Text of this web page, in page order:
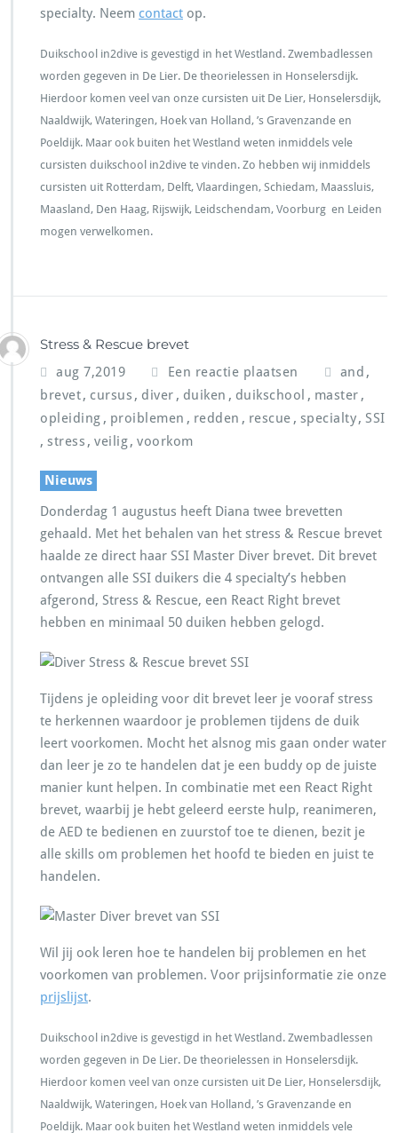
specialty. Neem contact op.
Duikschool in2dive is gevestigd in het Westland. Zwembadlessen
worden gegeven in De Lier. De theorielessen in Honselersdijk.
Hierdoor komen veel van onze cursisten uit De Lier, Honselersdijk,
Naaldwijk, Wateringen, Hoek van Holland, ’s Gravenzande en
Poeldijk. Maar ook buiten het Westland weten inmiddels vele
cursisten duikschool in2dive te vinden. Zo hebben wij inmiddels
cursisten uit Rotterdam, Delft, Vlaardingen, Schiedam, Maassluis,
Maasland, Den Haag, Rijswijk, Leidschendam, Voorburg en Leiden
mogen verwelkomen.
Stress & Rescue brevet
aug 7,2019 Een reactie plaatsen and ,
brevet, cursus , diver , duiken , duikschool , master ,
opleiding , proiblemen , redden , rescue , specialty, SSI
, stress , veilig, voorkom
Nieuws
Donderdag 1 augustus heeft Diana twee brevetten
gehaald. Met het behalen van het stress & Rescue brevet
haalde ze direct haar SSI Master Diver brevet. Dit brevet
ontvangen alle SSI duikers die 4 specialty’s hebben
afgerond, Stress & Rescue, een React Right brevet
hebben en minimaal 50 duiken hebben gelogd.
Tijdens je opleiding voor dit brevet leer je vooraf stress
te herkennen waardoor je problemen tijdens de duik
leert voorkomen. Mocht het alsnog mis gaan onder water
dan leer je zo te handelen dat je een buddy op de juiste
manier kunt helpen. In combinatie met een React Right
brevet, waarbij je hebt geleerd eerste hulp, reanimeren,
de AED te bedienen en zuurstof toe te dienen, bezit je
alle skills om problemen het hoofd te bieden en juist te
handelen.
Wil jij ook leren hoe te handelen bij problemen en het
voorkomen van problemen. Voor prijsinformatie zie onze
prijslijst.
Duikschool in2dive is gevestigd in het Westland. Zwembadlessen
worden gegeven in De Lier. De theorielessen in Honselersdijk.
Hierdoor komen veel van onze cursisten uit De Lier, Honselersdijk,
Naaldwijk, Wateringen, Hoek van Holland, ’s Gravenzande en
Poeldijk. Maar ook buiten het Westland weten inmiddels vele